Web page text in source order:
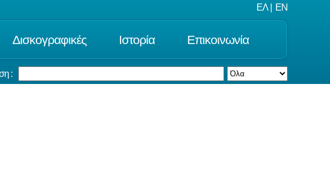
ΕΛ EN
Δισκογραφικές Ιστορία Επικοινωνία
: